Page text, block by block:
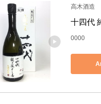
高木酒造
十四代
0000